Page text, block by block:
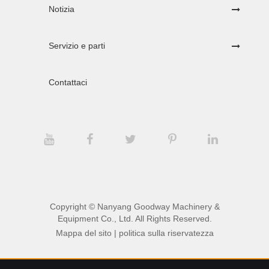
Notizia
Servizio e parti
Contattaci
Copyright © Nanyang Goodway Machinery &
Equipment Co., Ltd. All Rights Reserved.
Mappa del sito| politica sulla riservatezza